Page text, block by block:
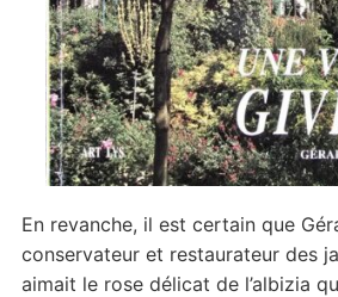
En revanche, il est certain que
conservateur et restaurateur des
aimait le rose délicat de l’albizia